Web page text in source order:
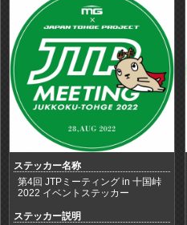
ステッカー名称
第4回 JTPミーティング in 十国峠
2022 イベントステッカー
ステッカー説明